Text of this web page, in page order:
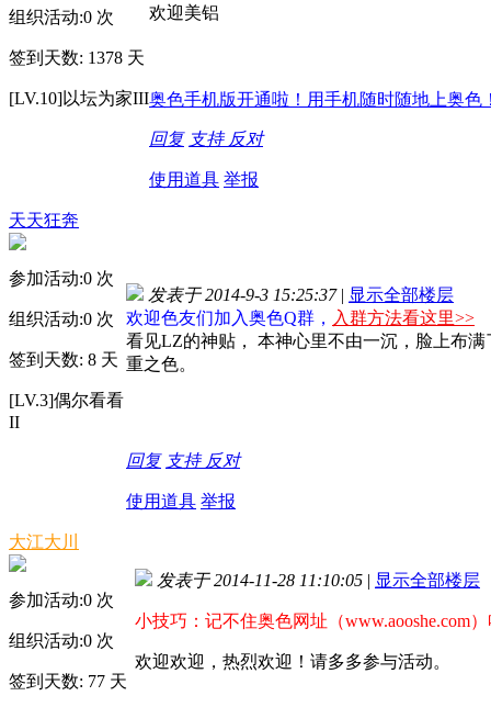
组织活动:0 次
签到天数: 1378 天
[LV.10]以坛为家III
欢迎美铝
奥色手机版开通啦！用手机随时随地上奥色
回复 支持 反对
使用道具 举报
天天狂奔
参加活动:0 次
组织活动:0 次
签到天数: 8 天
[LV.3]偶尔看看
II
发表于 2014-9-3 15:25:37 | 显示全部楼层
欢迎色友们加入奥色Q群， 入群方法看这里>>
看见LZ的神贴，
本神心里不由一沉，脸上布
重之色。
回复 支持 反对
使用道具 举报
大江大川
参加活动:0 次
组织活动:0 次
签到天数: 77 天
发表于 2014-11-28 11:10:05 | 显示全部楼层
小技巧：记不住奥色网址（www.aooshe.com
欢迎欢迎，热烈欢迎！请多多参与活动。